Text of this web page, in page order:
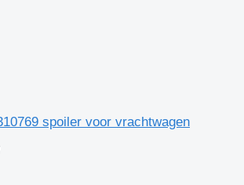
spoiler voor vrachtwagen